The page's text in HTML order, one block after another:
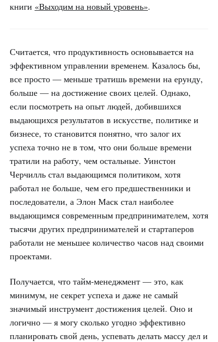
книги «Выходим на новый уровень».
Считается, что продуктивность основывается на
эффективном управлении временем. Казалось бы,
все просто — меньше тратишь времени на ерунду,
больше — на достижение своих целей. Однако,
если посмотреть на опыт людей, добившихся
выдающихся результатов в искусстве, политике и
бизнесе, то становится понятно, что залог их
успеха точно не в том, что они больше времени
тратили на работу, чем остальные. Уинстон
Черчилль стал выдающимся политиком, хотя
работал не больше, чем его предшественники и
последователи, а Элон Маск стал наиболее
выдающимся современным предпринимателем, хотя
тысячи других предпринимателей и стартаперов
работали не меньшее количество часов над своими
проектами.
Получается, что тайм-менеджмент — это, как
минимум, не секрет успеха и даже не самый
значимый инструмент достижения целей. Оно и
логично — я могу сколько угодно эффективно
планировать свой день, успевать делать массу дел и